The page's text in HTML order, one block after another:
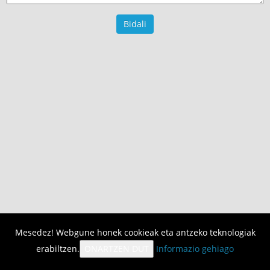
Mesedez! Webgune honek cookieak eta antzeko teknologiak
erabiltzen.
Informazio gehiago